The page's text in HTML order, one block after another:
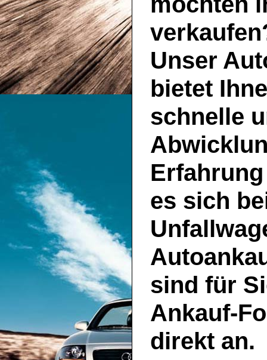
Unser
bietet
schnelle
es sich
sind für
Ankauf-
direkt an.